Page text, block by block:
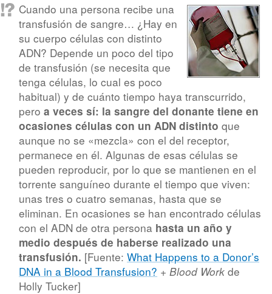
Cuando una persona recibe una
transfusión de sangre… ¿Hay en
su cuerpo células con distinto
ADN? Depende un poco del tipo
de transfusión (se necesita que
tenga células, lo cual es poco
habitual) y de cuánto tiempo haya transcurrido,
peroa veces sí: la sangre del donante tiene en
ocasiones células con un ADN distinto que
aunque no se «mezcla» con el del receptor,
permanece en él. Algunas de esas células se
pueden reproducir, por lo que se mantienen en el
torrente sanguíneo durante el tiempo que viven:
unas tres o cuatro semanas, hasta que se
eliminan. En ocasiones se han encontrado células
con el ADN de otra persona hasta un año y
medio después de haberse realizado una
transfusión. [Fuente:What Happens to a Donor’s
DNA in a Blood Transfusion? +Blood Work de
Holly Tucker]